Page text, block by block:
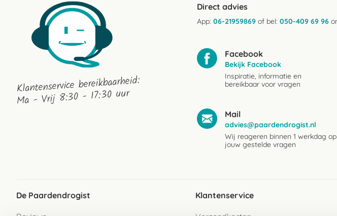
Klantenservice bereikbaarheid:
Ma - Vrij 8:30 - 17:30 uur
Direct advies
App: 06-21959869 of bel: 050-409 69 96
Facebook
Bekijk Facebook
Inspiratie, informatie en
bereikbaar voor vragen
Mail
advies@paardendrogist.nl
Wij reageren binnen 1 werkdag op
jouw gestelde vragen
De Paardendrogist Klantenservice